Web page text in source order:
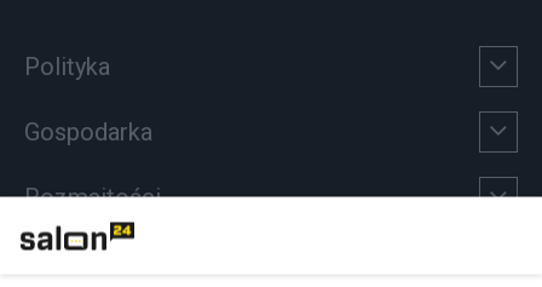
Polityka
Gospodarka
Rozmaitości